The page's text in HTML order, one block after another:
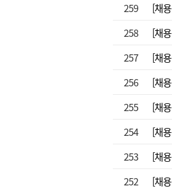
259
[채
258
[채
257
[채
256
[채
255
[채
254
[채
253
[채
252
[채